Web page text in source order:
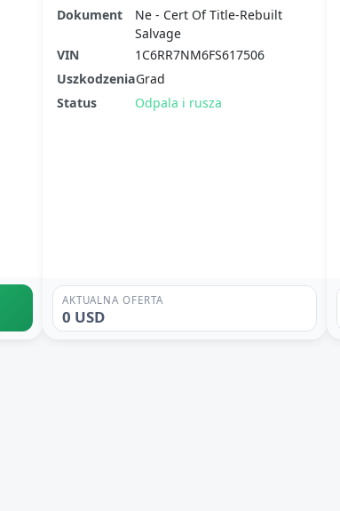
Dokument
Ne - Cert Of Title-Rebuilt
Salvage
VIN
1C6RR7NM6FS617506
UszkodzeniaGrad
Status
Odpala i rusza
AKTUALNA OFERTA
0 USD